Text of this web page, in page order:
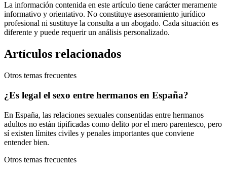
La información contenida en este artículo tiene carácter meramente
informativo y orientativo. No constituye asesoramiento jurídico
profesional ni sustituye la consulta a un abogado. Cada situación es
diferente y puede requerir un análisis personalizado.
Artículos relacionados
Otros temas frecuentes
¿Es legal el sexo entre hermanos en España?
En España, las relaciones sexuales consentidas entre hermanos
adultos no están tipificadas como delito por el mero parentesco, pero
sí existen límites civiles y penales importantes que conviene
entender bien.
Otros temas frecuentes